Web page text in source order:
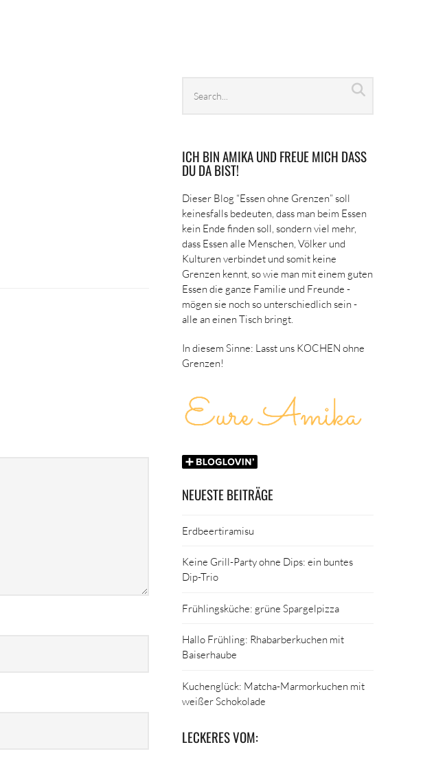
archives
ICH BIN AMIKA UND FREUE MICH DASS
DU DA BIST!
Dieser Blog “Essen ohne Grenzen” soll
keinesfalls bedeuten, dass man beim Essen
kein Ende finden soll, sondern viel mehr,
dass Essen alle Menschen, Völker und
Kulturen verbindet und somit keine
Grenzen kennt, so wie man mit einem guten
Essen die ganze Familie und Freunde -
mögen sie noch so unterschiedlich sein -
alle an einen Tisch bringt.
In diesem Sinne: Lasst uns KOCHEN ohne
Grenzen!
NEUESTE BEITRÄGE
Erdbeertiramisu
Keine Grill-Party ohne Dips: ein buntes
Dip-Trio
Frühlingsküche: grüne Spargelpizza
Hallo Frühling: Rhabarberkuchen mit
Baiserhaube
Kuchenglück: Matcha-Marmorkuchen mit
weißer Schokolade
LECKERES VOM: